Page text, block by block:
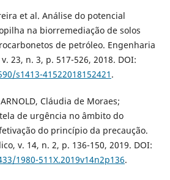
et al. Análise do potencial
na biorremediação de solos
de petróleo. Engenharia
23, n. 3, p. 517-526, 2018. DOI:
s1413-41522018152421 .
Cláudia de Moraes;
de urgência no âmbito do
do princípio da precaução.
v. 14, n. 2, p. 136-150, 2019. DOI:
1980-511X.2019v14n2p136.